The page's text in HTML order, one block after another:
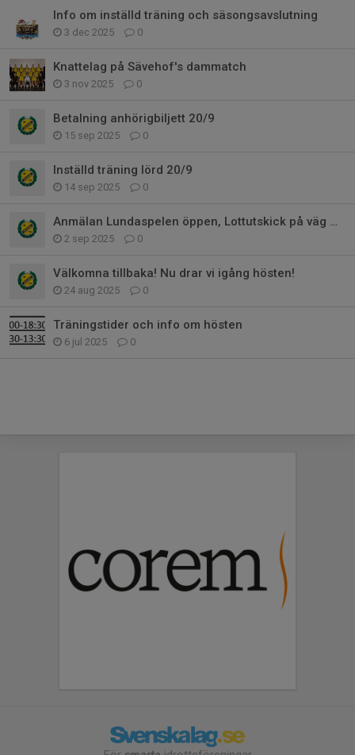
Info om inställd träning och säsongsavslutning
3 dec 2025 0
Knattelag på Sävehof's dammatch
3 nov 2025 0
Betalning anhörigbiljett 20/9
15 sep 2025 0
Inställd träning lörd 20/9
14 sep 2025 0
Anmälan Lundaspelen öppen, Lottutskick på väg mm
2 sep 2025 0
Välkomna tillbaka! Nu drar vi igång hösten!
24 aug 2025 0
Träningstider och info om hösten
6 jul 2025 0